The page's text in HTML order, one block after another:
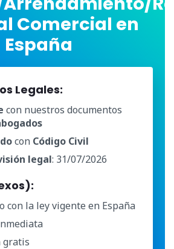
Comercial en
España
Legales:
con nuestros documentos
con Código Civil
legal: 31/07/2026
con la ley vigente en España
gratis